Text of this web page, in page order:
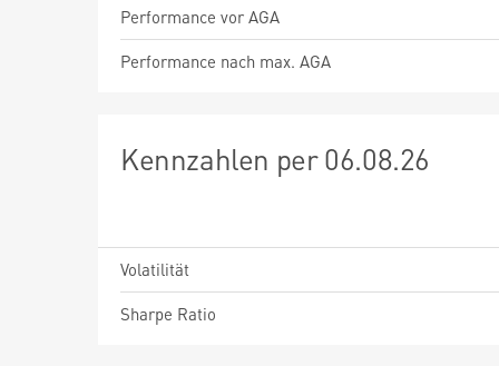
Performance vor AGA
Performance nach max. AGA
Kennzahlen per 06.08.26
Volatilität
Sharpe Ratio